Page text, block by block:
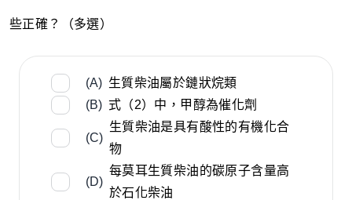
些正確？（多選）
(A) 生質柴油屬於鏈狀烷類
(B) 式（2）中，甲醇為催化劑
(C)
生質柴油是具有酸性的有機化合
物
(D)
每莫耳生質柴油的碳原子含量高
於石化柴油